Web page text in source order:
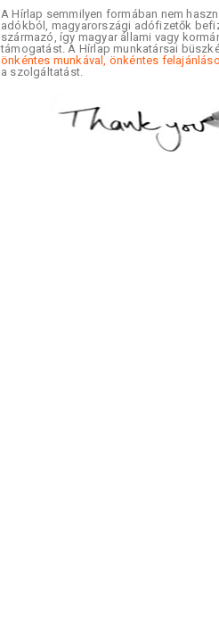
A Hírlap semmilyen formában nem
adókból, magyarországi adófizetők
származó, így magyar állami vagy
támogatást. A Hírlap munkatársai
önkéntes munkával, önkéntes
a szolgáltatást.